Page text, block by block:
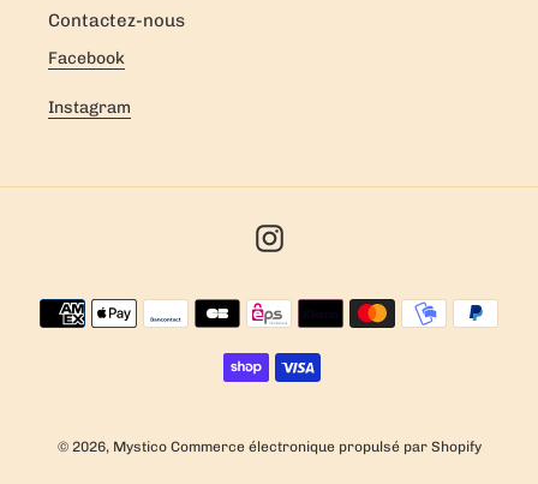
Contactez-nous
Facebook
Instagram
Instagram
Moyens
de
paiement
© 2026, Mystico Commerce électronique propulsé par Shopify